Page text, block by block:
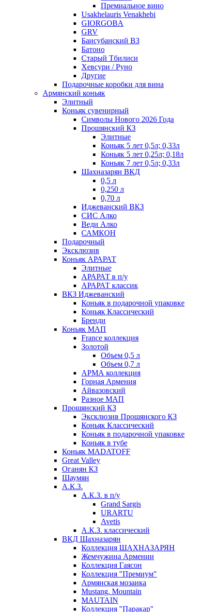
Премиальное вино
Usakhelauris Venakhebi
GIORGOBA
GRV
Баисубанский ВЗ
Батоно
Старый Тбилиси
Хевсури / Руно
Другие
Подарочные коробки для вина
Армянский коньяк
Элитный
Коньяк сувенирный
Символы Нового 2026 Года
Прошянский КЗ
Элитные
Коньяк 5 лет 0,5л; 0,33л
Коньяк 5 лет 0,25л; 0,18л
Коньяк 7 лет 0,5л; 0,33л
Шахназарян ВКД
0,5 л
0,250 л
0,70 л
Иджеванский ВКЗ
СИС Алко
Веди Алко
САМКОН
Подарочный
Эксклюзив
Коньяк АРАРАТ
Элитные
АРАРАТ в п/у
АРАРАТ классик
ВКЗ Иджеванский
Коньяк в подарочной упаковке
Коньяк Классический
Бренди
Коньяк МАП
France коллекция
Золотой
Объем 0,5 л
Объем 0,7 л
АРМА коллекция
Горная Армения
Айвазовский
Разное МАП
Прошянский КЗ
Эксклюзив Прошянского КЗ
Коньяк Классический
Коньяк в подарочной упаковке
Коньяк в тубе
Коньяк MADATOFF
Great Valley
Оганян КЗ
Шаумян
А.К.З.
А.К.З. в п/у
Grand Sargis
URARTU
Avetis
А.К.З. классический
ВКД Шахназарян
Коллекция ШАХНАЗАРЯН
Жемчужина Армении
Коллекция Гаясон
Коллекция "Премиум"
Армянская мозаика
Mustang. Mountain
MAUTAIN
Коллекция "Паракар"